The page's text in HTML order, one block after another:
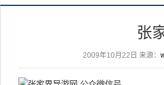
张
2009年10月22日 来源：